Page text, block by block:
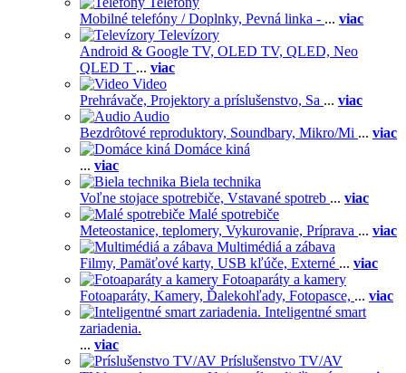
Mobilné telefóny / Doplnky, Pevná linka - ... viac
Televízory
Android & Google TV, OLED TV, QLED, Neo
QLED T ... viac
Video
Prehrávače, Projektory a príslušenstvo, Sa ... viac
Audio
Bezdrôtové reproduktory, Soundbary, Mikro/Mi ... viac
Domáce kiná
... viac
Biela technika
Voľne stojace spotrebiče, Vstavané spotreb ... viac
Malé spotrebiče
Meteostanice, teplomery, Vykurovanie, Príprava ... viac
Multimédiá a zábava
Filmy, Pamäťové karty, USB kľúče, Externé ... viac
Fotoaparáty a kamery
Fotoaparáty, Kamery, Ďalekohľady, Fotopasce, ... viac
Inteligentné smart
zariadenia.
... viac
Príslušenstvo TV/AV